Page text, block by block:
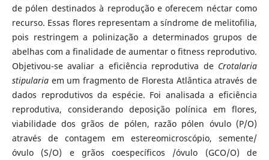
de pólen destinados à reprodução e oferecem néctar como
recurso. Essas flores representam a síndrome de melitofilia,
pois restringem a polinização a determinados grupos de
abelhas com a finalidade de aumentar o fitness reprodutivo.
Objetivou-se avaliar a eficiência reprodutiva de Crotalaria
stipularia em um fragmento de Floresta Atlântica através de
dados reprodutivos da espécie. Foi analisada a eficiência
reprodutiva, considerando deposição polínica em flores,
viabilidade dos grãos de pólen, razão pólen óvulo (P/O)
através de contagem em estereomicroscópio, semente/
óvulo (S/O) e grãos coespecíficos /óvulo (GCO/O) de